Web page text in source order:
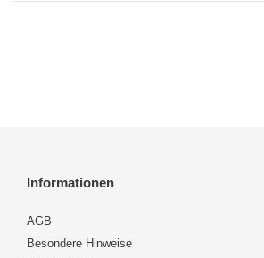
Informationen
AGB
Besondere Hinweise